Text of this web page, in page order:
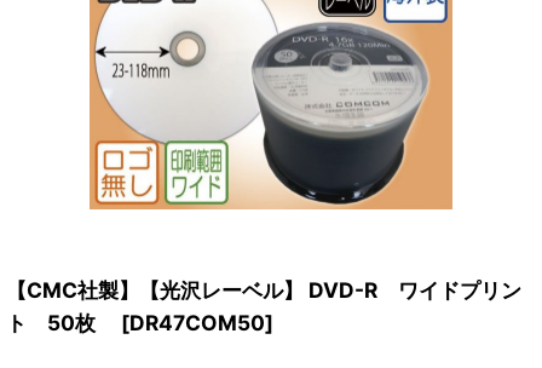
【CMC社製】【光沢レーベル】 DVD-R ワイドプリン
ト 50枚
[DR47COM50]